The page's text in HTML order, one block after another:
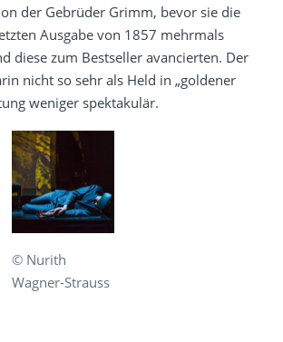
der Gebrüder Grimm, bevor sie die
Ausgabe von 1857 mehrmals
diese zum Bestseller avancierten. Der
nicht so sehr als Held in „goldener
weniger spektakulär.
© Nurith
Wagner-Strauss